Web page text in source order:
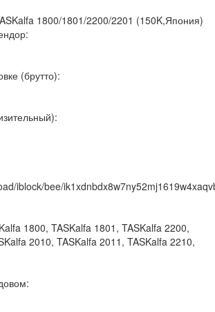
1800/1801/2200/2201 (150K,Япония)
(брутто):
iblock/bee/
1800, TASKalfa 1801, TASKalfa 2200,
2010, TASKalfa 2011, TASKalfa 2210,